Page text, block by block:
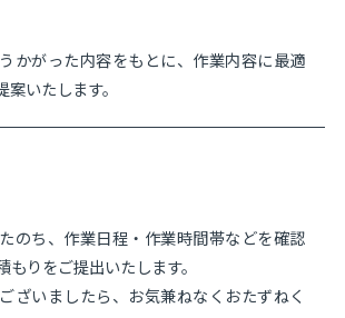
かがった内容をもとに、作業内容に最適
いたします。
のち、作業日程・作業時間帯などを確認
もりをご提出いたします。
ざいましたら、お気兼ねなくおたずねく